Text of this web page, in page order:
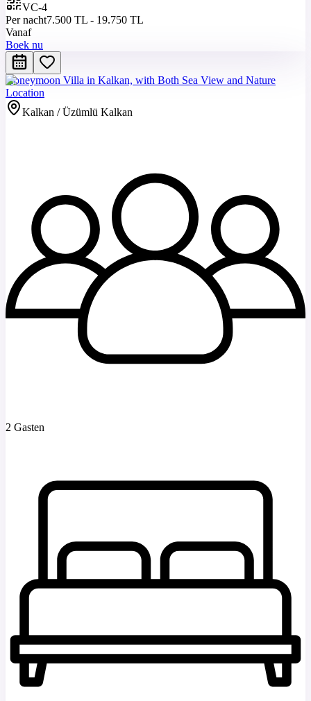
VC-4
Per nacht7.500 TL - 19.750 TL
Vanaf
Boek nu
Honeymoon Villa in Kalkan, with Both Sea View and Nature
Location
Kalkan / Üzümlü Kalkan
2 Gasten